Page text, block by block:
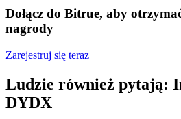
Wysokie zyski i natychmiastowy
Dołącz do Bitrue, aby
nagrody
Zarejestruj się teraz
Ludzie również pytają:
DYDX